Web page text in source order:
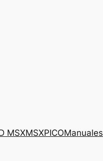
MSXMSXPICOManuales